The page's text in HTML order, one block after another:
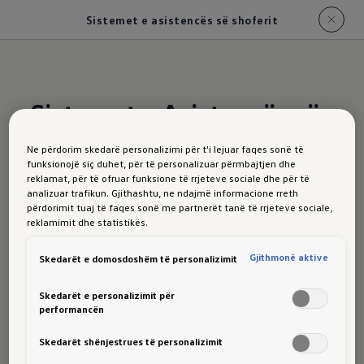
Sistemet e asistencës së shoferit
Sistemet e Asistencës së
ShoferitT-Roc
Asistenti udhetimit "Travel
Me Travel Assist opsional, ju keni një
drejtimi në bord.
Ne përdorim skedarë personalizimi për t'i lejuar faqes sonë të
funksionojë siç duhet, për të personalizuar përmbajtjen dhe
reklamat, për të ofruar funksione të rrjeteve sociale dhe për të
analizuar trafikun. Gjithashtu, ne ndajmë informacione rreth
përdorimit tuaj të faqes sonë me partnerët tanë të rrjeteve sociale,
reklamimit dhe statistikës.
Skedarët e domosdoshëm të personalizimit Gjithmonë aktive
Skedarët e personalizimit për
performancën
Skedarët shënjestrues të personalizimit